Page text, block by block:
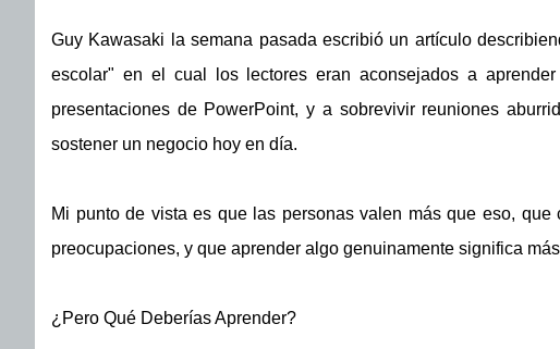
Guy Kawasaki la semana pasada escribió un artículo
escolar" en el cual los lectores eran aconsejados a
presentaciones de PowerPoint, y a sobrevivir reuniones
sostener un negocio hoy en día.
Mi punto de vista es que las personas valen más que eso,
preocupaciones, y que aprender algo genuinamente significa
¿Pero Qué Deberías Aprender?